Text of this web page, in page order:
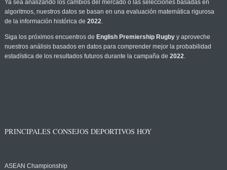
Ya sea analizando los cambios del mercado o las selecciones basadas en
algoritmos, nuestros datos se basan en una evaluación matemática rigurosa
de la información histórica de 2022.
Siga los próximos encuentros de English Premiership Rugbyy aproveche
nuestros análisis basados en datos para comprender mejor la probabilidad
estadística de los resultados futuros durante la campaña de 2022.
PRINCIPALES CONSEJOS DEPORTIVOS HOY
ASEAN Championship